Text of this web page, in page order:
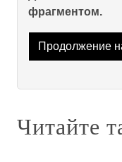
фрагментом.
Продолжение
Читайте